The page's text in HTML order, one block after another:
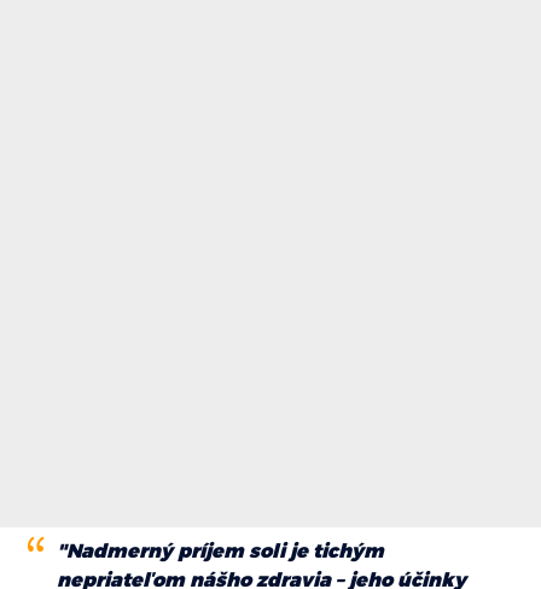
"Nadmerný príjem soli je tichým
nepriateľom nášho zdravia – jeho účinky